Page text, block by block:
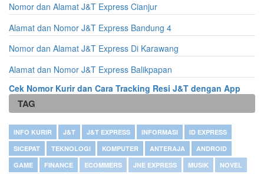
Nomor dan Alamat J&T Express Cianjur
Alamat dan Nomor J&T Express Bandung 4
Nomor dan Alamat J&T Express Di Karawang
Alamat dan Nomor J&T Express Balikpapan
Cek Nomor Kurir dan Cara Tracking Resi J&T dengan App
TAG
INFO KURIR J&T J&T EXPRESS INFORMASI
ID EXPRESS
SICEPAT
TEKNOLOGI KOMPUTER ANTERAJA
ANDROID
GAME
FINANCE ECOMMERS JNE EXPRESS MUSIK
NOVEL